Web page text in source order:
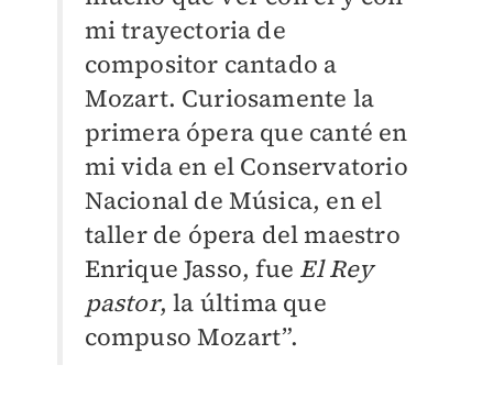
mi trayectoria de
compositor cantado a
Mozart. Curiosamente la
primera ópera que canté en
mi vida en el Conservatorio
Nacional de Música, en el
taller de ópera del maestro
Enrique Jasso, fue El Rey
pastor, la última que
compuso Mozart”.